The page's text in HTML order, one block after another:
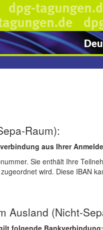
Raum):
aus Ihrer
Sie enthält Ihre
wird. Diese IBAN
Ausland (Nicht-
folgende Bankverbindung: